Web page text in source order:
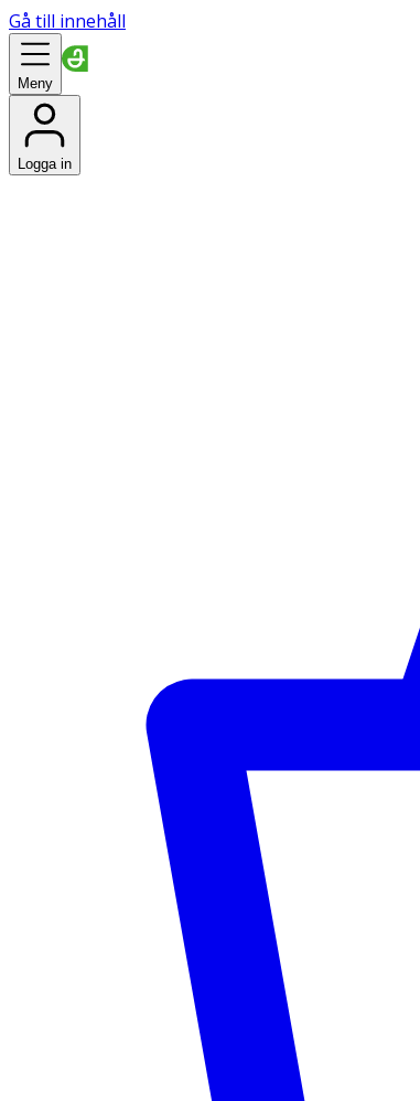
Gå till innehåll
Meny
Logga in